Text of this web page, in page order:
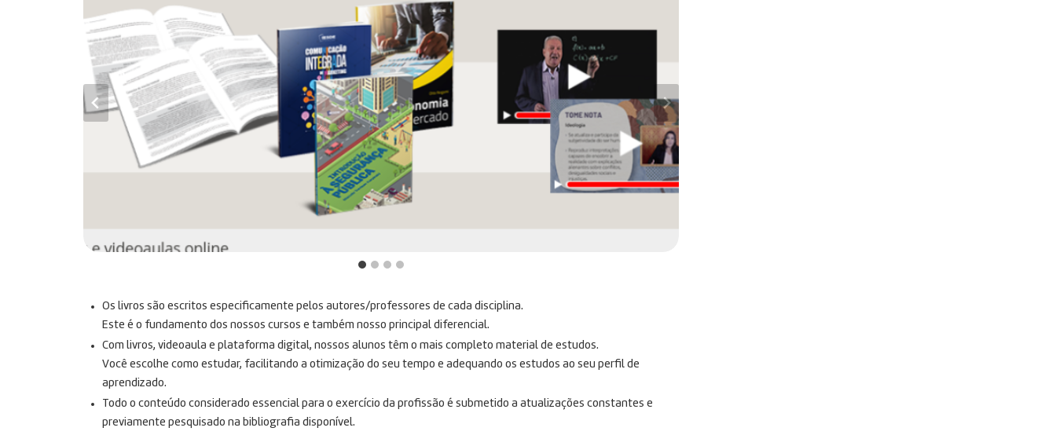
Os livros são escritos especificamente pelos autores/professores de cada disciplina.
Este é o fundamento dos nossos cursos e também nosso principal diferencial.
Com livros, videoaula e plataforma digital, nossos alunos têm o mais completo material de estudos.
Você escolhe como estudar, facilitando a otimização do seu tempo e adequando os estudos ao seu perfil de
aprendizado.
Todo o conteúdo considerado essencial para o exercício da profissão é submetido a atualizações constantes e
previamente pesquisado na bibliografia disponível.